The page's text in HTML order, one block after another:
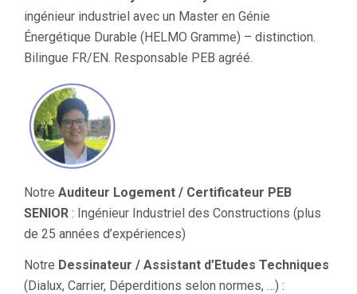
ingénieur industriel avec un Master en Génie
Énergétique Durable (HELMO Gramme) – distinction.
Bilingue FR/EN. Responsable PEB agréé.
Notre Auditeur Logement / Certificateur PEB
SENIOR : Ingénieur Industriel des Constructions (plus
de 25 années d’expériences)
Notre Dessinateur / Assistant d’Etudes Techniques
(Dialux, Carrier, Déperditions selon normes, …) :